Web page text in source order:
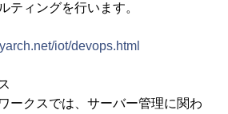
ティングを行います。
iot/devops.html
ークスでは、サーバー管理に関わ